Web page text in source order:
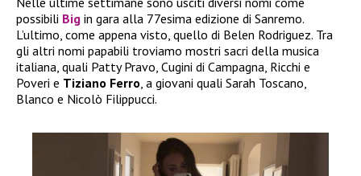
possibili Big in gara alla 77esima edizione di Sanremo.
L’ultimo, come appena visto, quello di Belen Rodriguez. Tra
gli altri nomi papabili troviamo mostri sacri della musica
italiana, quali Patty Pravo, Cugini di Campagna, Ricchi e
Poveri e Tiziano Ferro, a giovani quali Sarah Toscano,
Blanco e Nicolò Filippucci.